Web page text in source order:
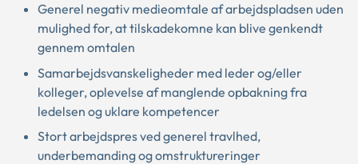
Generel negativ medieomtale af arbejdspladsen uden
mulighed for, at tilskadekomne kan blive genkendt
gennem omtalen
Samarbejdsvanskeligheder med leder og/eller
kolleger, oplevelse af manglende opbakning fra
ledelsen og uklare kompetencer
Stort arbejdspres ved generel travlhed,
underbemanding og omstruktureringer